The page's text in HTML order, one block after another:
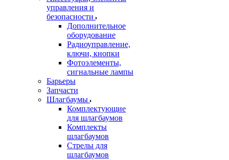
управления и
безопасности
Дополнительное
оборудование
Радиоуправление,
ключи, кнопки
Фотоэлементы,
сигнальные лампы
Барьеры
Запчасти
Шлагбаумы
Комплектующие
для шлагбаумов
Комплекты
шлагбаумов
Стрелы для
шлагбаумов